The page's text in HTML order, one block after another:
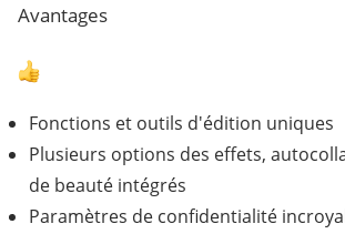
Avantages
Fonctions et outils d'édition uniques
Plusieurs options des effets,
de beauté intégrés
Paramètres de confidentialité